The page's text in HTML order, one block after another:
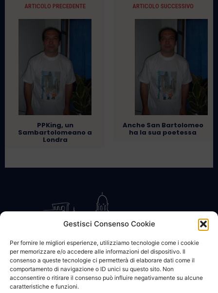
Gestisci Consenso Cookie
Per fornire le migliori esperienze, utilizziamo tecnologie come i cookie
per memorizzare e/o accedere alle informazioni del dispositivo. Il
consenso a queste tecnologie ci permetterà di elaborare dati come il
comportamento di navigazione o ID unici su questo sito. Non
acconsentire o ritirare il consenso può influire negativamente su alcune
caratteristiche e funzioni.
ARTICOLO PRECEDENTE
PPKing, un
Sambartolomeano a
Londra
ARTICOLO SUCCESSIVO
Anche San Bartolomeo
ha la sua poetessa
CONTATTACI COOKIE POLICY PRIVACY